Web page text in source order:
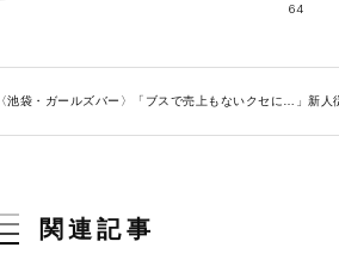
64
〈池袋・ガールズバー〉「ブスで売上もないクセに…」新
関連記事